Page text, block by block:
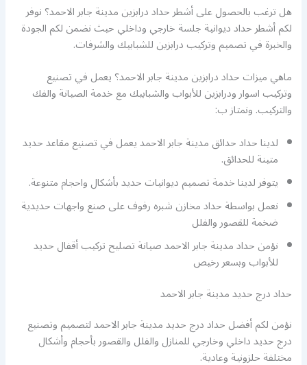
هل ترغب بالحصول على أشطر حداد درابزين مدينة جابر الاحمد؟ نوفر
لكم أشطر حداد ديوانية جلسة خارجي وداخلي حيث نضمن لكم الجودة
والخبرة في تصميم وتركيب درابزين للشبابيك والشرفات.
ماهي ميزات حداد درابزين مدينة جابر الاحمد؟ يعمل في تصنيع
وتركيب اسوار ودرابزين للأبواب والشبابيك مع خدمة الصيانة والفك
والتركيب. ونمتاز ب:
لدينا حداد حدائق مدينة جابر الاحمد يعمل في تصنيع مقاعد حديد
متينة للحدائق.
يتوفر لدينا خدمة تصميم ديوانيات حديد بأشكال واحجام متنوعة.
نعمل بواسطة حداد مخازن شبره رفوف على صنع واجهات حديدية
ضخمة للقصور والفلل
نؤمن حداد مدينة جابر الاحمد صيانة تصليح تركيب أقفال حديد
للأبواب وبسعر رخيص
حداد درج حديد مدينة جابر الاحمد
نؤمن لكم أفضل حداد درج حديد مدينة جابر الاحمد لتصميم وتصنيع
درج حديد داخلي وخارجي للمنازل والفلل والقصور بأحجام وأشكال
مختلفة حلزونية وعادية.